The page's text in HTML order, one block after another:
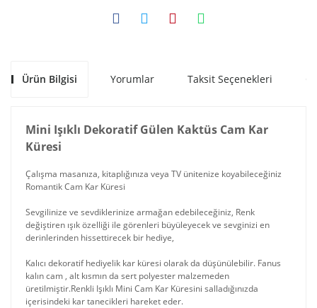
Ürün Bilgisi Yorumlar Taksit Seçenekleri
Mini Işıklı Dekoratif Gülen Kaktüs Cam Kar
Küresi
Çalışma masanıza, kitaplığınıza veya TV ünitenize koyabileceğiniz
Romantik Cam Kar Küresi
Sevgilinize ve sevdiklerinize armağan edebileceğiniz, Renk
değiştiren ışık özelliği ile görenleri büyüleyecek ve sevginizi en
derinlerinden hissettirecek bir hediye,
Kalıcı dekoratif hediyelik kar küresi olarak da düşünülebilir. Fanus
kalın cam , alt kısmın da sert polyester malzemeden
üretilmiştir.Renkli Işıklı Mini Cam Kar Küresini salladığınızda
içerisindeki kar tanecikleri hareket eder.